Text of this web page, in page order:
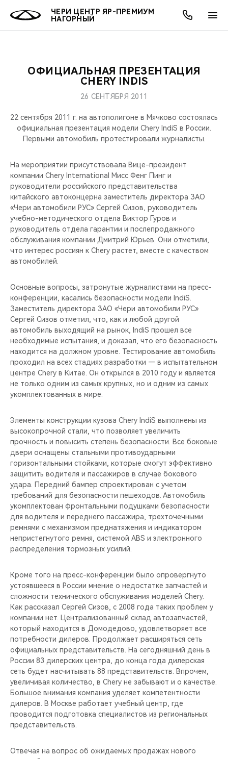
ЧЕРИ ЦЕНТР ЯР-ПРЕМИУМ
НАГОРНЫЙ
МОДЕЛИ
КРОССОВЕРЫ
СЕДАНЫ
НОВИНКИ
ПОКУПАТЕЛЯМ
КРЕДИТ И СТРАХОВАНИЕ
ВЛАДЕЛЬЦАМ
ЗАПЧАСТИ И АКСЕССУАРЫ
CHERY CONNECT
МИР CHERY
О БРЕНДЕ
ЛЮДИ CHERY
БЛАГОТВОРИТЕЛЬНОСТЬ
CHERY REMOTE
CHERY И СПОРТ
ВИДЕООБЗОРЫ
CHERY ДЛЯ ДЕТЕЙ
АКЦИИ
ОНЛАЙН СЕРВИСЫ
КРЕДИТ
О КОМПАНИИ
МЫ В СОЦСЕТЯХ
ОФИЦИАЛЬНАЯ ПРЕЗЕНТАЦИЯ
CHERY INDIS
26 СЕНТЯБРЯ 2011
22 сентября 2011 г. на автополигоне в Мячково состоялась
официальная презентация модели Chery IndiS в России.
Первыми автомобиль протестировали журналисты.
На мероприятии присутствовала Вице-президент
компании Chery International Мисс Фенг Пинг и
руководители российского представительства
китайского автоконцерна заместитель директора ЗАО
«Чери автомобили РУС» Сергей Сизов, руководитель
учебно-методического отдела Виктор Гуров и
руководитель отдела гарантии и послепродажного
обслуживания компании Дмитрий Юрьев. Они отметили,
что интерес россиян к Chery растет, вместе с качеством
автомобилей.
Основные вопросы, затронутые журналистами на пресс-
конференции, касались безопасности модели IndiS.
Заместитель директора ЗАО «Чери автомобили РУС»
Сергей Сизов отметил, что, как и любой другой
автомобиль выходящий на рынок, IndiS прошел все
необходимые испытания, и доказал, что его безопасность
находится на должном уровне. Тестирование автомобиль
проходил на всех стадиях разработки — в испытательном
центре Chery в Китае. Он открылся в 2010 году и является
не только одним из самых крупных, но и одним из самых
укомплектованных в мире.
Элементы конструкции кузова Chery IndiS выполнены из
высокопрочной стали, что позволяет увеличить
прочность и повысить степень безопасности. Все боковые
двери оснащены стальными противоударными
горизонтальными стойками, которые смогут эффективно
защитить водителя и пассажиров в случае бокового
удара. Передний бампер спроектирован с учетом
требований для безопасности пешеходов. Автомобиль
укомплектован фронтальными подушками безопасности
для водителя и переднего пассажира, трехточечными
ремнями с механизмом преднатяжения и индикатором
непристегнутого ремня, системой ABS и электронного
распределения тормозных усилий.
Кроме того на пресс-конференции было опровергнуто
устоявшееся в России мнение о недостатке запчастей и
сложности технического обслуживания моделей Chery.
Как рассказал Сергей Сизов, с 2008 года таких проблем у
компании нет. Централизованный склад автозапчастей,
который находится в Домодедово, удовлетворяет все
потребности дилеров. Продолжает расширяться сеть
официальных представительств. На сегодняшний день в
России 83 дилерских центра, до конца года дилерская
сеть будет насчитывать 88 представительств. Впрочем,
увеличивая количество, в Chery не забывают и о качестве.
Большое внимания компания уделяет компетентности
дилеров. В Москве работает учебный центр, где
проводится подготовка специалистов из региональных
представительств.
Отвечая на вопрос об ожидаемых продажах нового